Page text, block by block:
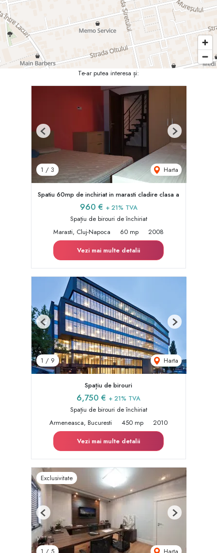
Te-ar putea interesa și:
1 / 3 Harta
Previous Next
Spatiu 60mp de inchiriat in marasti cladire clasa a
960 € + 21% TVA
Spațiu de birouri de închiriat
Marasti, Cluj-Napoca
60 mp
2008
Vezi mai multe detalii
1 / 9 Harta
Previous Next
Spațiu de birouri
6,750 € + 21% TVA
Spațiu de birouri de închiriat
Armeneasca, Bucuresti
450 mp
2010
Vezi mai multe detalii
Exclusivitate
Previous Next